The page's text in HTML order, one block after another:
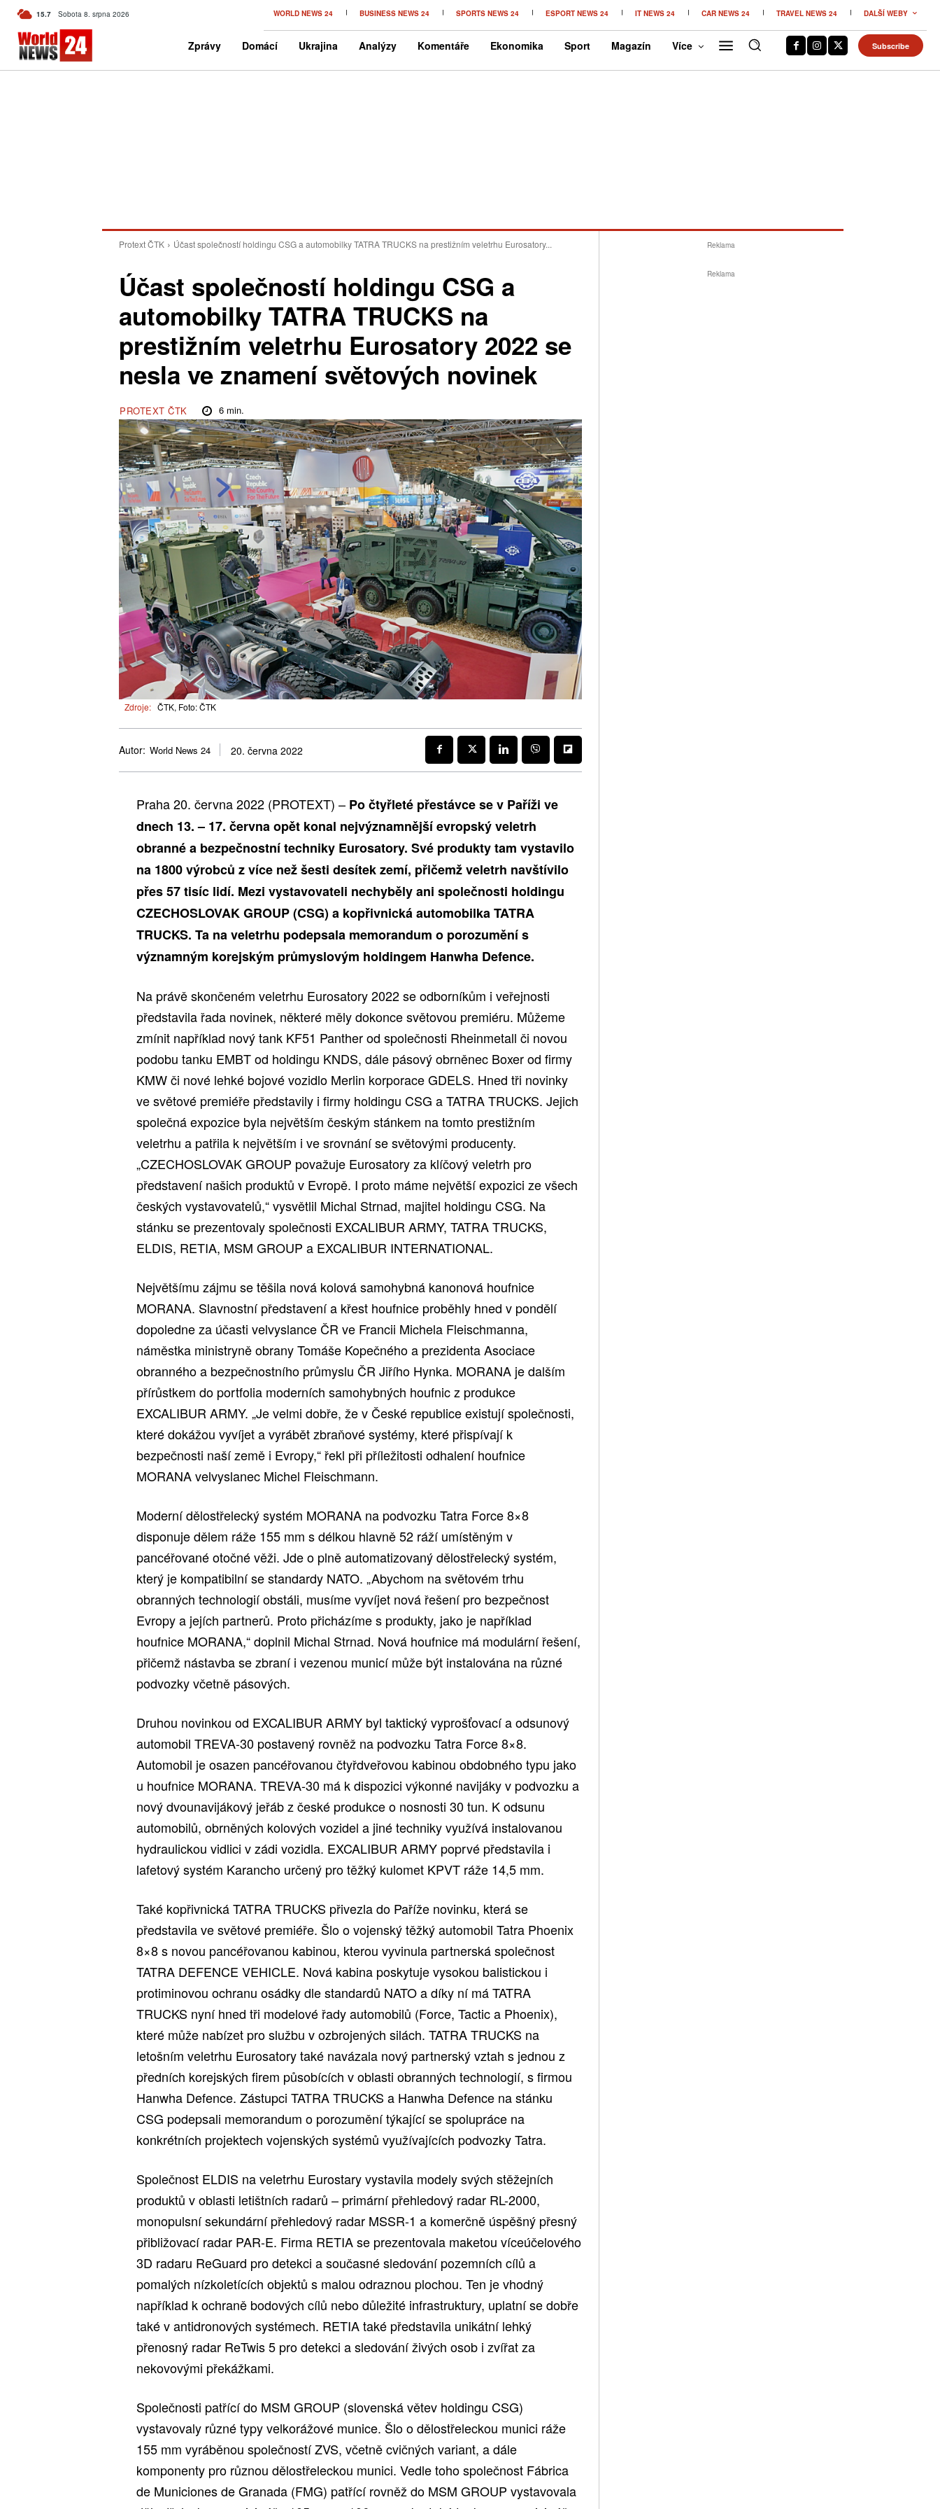
15.7 C Czech
Sobota 8. srpna 2026 WORLD NEWS 24 BUSINESS NEWS 24 SPORTS NEWS 24 ESPORT NEWS 24 IT NEWS 24 CAR NEWS 24 TRAVEL NEWS 24 DALŠÍ WEBY
Zprávy Domácí Ukrajina Analýzy Komentáře Ekonomika Sport Magazín Více Subscribe
Protext ČTK Účast společností holdingu CSG a automobilky TATRA TRUCKS na prestižním veletrhu Eurosatory...
Účast společností holdingu CSG a
automobilky TATRA TRUCKS na
prestižním veletrhu Eurosatory 2022 se
nesla ve znamení světových novinek
PROTEXT ČTK 6min.
Zdroje: ČTK, Foto: ČTK
Autor: World News 24 20. června 2022
Praha 20. června 2022 (PROTEXT) – Po čtyřleté přestávce se v Paříži ve
dnech 13. – 17. června opět konal nejvýznamnější evropský veletrh
obranné a bezpečnostní techniky Eurosatory. Své produkty tam vystavilo
na 1800 výrobců z více než šesti desítek zemí, přičemž veletrh navštívilo
přes 57 tisíc lidí. Mezi vystavovateli nechyběly ani společnosti holdingu
CZECHOSLOVAK GROUP (CSG) a kopřivnická automobilka TATRA
TRUCKS. Ta na veletrhu podepsala memorandum o porozumění s
významným korejským průmyslovým holdingem Hanwha Defence.
Na právě skončeném veletrhu Eurosatory 2022 se odborníkům i veřejnosti
představila řada novinek, některé měly dokonce světovou premiéru. Můžeme
zmínit například nový tank KF51 Panther od společnosti Rheinmetall či novou
podobu tanku EMBT od holdingu KNDS, dále pásový obrněnec Boxer od firmy
KMW či nové lehké bojové vozidlo Merlin korporace GDELS. Hned tři novinky
ve světové premiéře představily i firmy holdingu CSG a TATRA TRUCKS. Jejich
společná expozice byla největším českým stánkem na tomto prestižním
veletrhu a patřila k největším i ve srovnání se světovými producenty.
„CZECHOSLOVAK GROUP považuje Eurosatory za klíčový veletrh pro
představení našich produktů v Evropě. I proto máme největší expozici ze všech
českých vystavovatelů,“ vysvětlil Michal Strnad, majitel holdingu CSG. Na
stánku se prezentovaly společnosti EXCALIBUR ARMY, TATRA TRUCKS,
ELDIS, RETIA, MSM GROUP a EXCALIBUR INTERNATIONAL.
Největšímu zájmu se těšila nová kolová samohybná kanonová houfnice
MORANA. Slavnostní představení a křest houfnice proběhly hned v pondělí
dopoledne za účasti velvyslance ČR ve Francii Michela Fleischmanna,
náměstka ministryně obrany Tomáše Kopečného a prezidenta Asociace
obranného a bezpečnostního průmyslu ČR Jiřího Hynka. MORANA je dalším
přírůstkem do portfolia moderních samohybných houfnic z produkce
EXCALIBUR ARMY. „Je velmi dobře, že v České republice existují společnosti,
které dokážou vyvíjet a vyrábět zbraňové systémy, které přispívají k
bezpečnosti naší země i Evropy,“ řekl při příležitosti odhalení houfnice
MORANA velvyslanec Michel Fleischmann.
Moderní dělostřelecký systém MORANA na podvozku Tatra Force 8×8
disponuje dělem ráže 155 mm s délkou hlavně 52 ráží umístěným v
pancéřované otočné věži. Jde o plně automatizovaný dělostřelecký systém,
který je kompatibilní se standardy NATO. „Abychom na světovém trhu
obranných technologií obstáli, musíme vyvíjet nová řešení pro bezpečnost
Evropy a jejích partnerů. Proto přicházíme s produkty, jako je například
houfnice MORANA,“ doplnil Michal Strnad. Nová houfnice má modulární řešení,
přičemž nástavba se zbraní i vezenou municí může být instalována na různé
podvozky včetně pásových.
Druhou novinkou od EXCALIBUR ARMY byl taktický vyprošťovací a odsunový
automobil TREVA-30 postavený rovněž na podvozku Tatra Force 8×8.
Automobil je osazen pancéřovanou čtyřdveřovou kabinou obdobného typu jako
u houfnice MORANA. TREVA-30 má k dispozici výkonné navijáky v podvozku a
nový dvounavijákový jeřáb z české produkce o nosnosti 30 tun. K odsunu
automobilů, obrněných kolových vozidel a jiné techniky využívá instalovanou
hydraulickou vidlici v zádi vozidla. EXCALIBUR ARMY poprvé představila i
lafetový systém Karancho určený pro těžký kulomet KPVT ráže 14,5 mm.
Také kopřivnická TATRA TRUCKS přivezla do Paříže novinku, která se
představila ve světové premiéře. Šlo o vojenský těžký automobil Tatra Phoenix
8×8 s novou pancéřovanou kabinou, kterou vyvinula partnerská společnost
TATRA DEFENCE VEHICLE. Nová kabina poskytuje vysokou balistickou i
protiminovou ochranu osádky dle standardů NATO a díky ní má TATRA
TRUCKS nyní hned tři modelové řady automobilů (Force, Tactic a Phoenix),
které může nabízet pro službu v ozbrojených silách. TATRA TRUCKS na
letošním veletrhu Eurosatory také navázala nový partnerský vztah s jednou z
předních korejských firem působících v oblasti obranných technologií, s firmou
Hanwha Defence. Zástupci TATRA TRUCKS a Hanwha Defence na stánku
CSG podepsali memorandum o porozumění týkající se spolupráce na
konkrétních projektech vojenských systémů využívajících podvozky Tatra.
Společnost ELDIS na veletrhu Eurostary vystavila modely svých stěžejních
produktů v oblasti letištních radarů – primární přehledový radar RL-2000,
monopulsní sekundární přehledový radar MSSR-1 a komerčně úspěšný přesný
přibližovací radar PAR-E. Firma RETIA se prezentovala maketou víceúčelového
3D radaru ReGuard pro detekci a současné sledování pozemních cílů a
pomalých nízkoletících objektů s malou odraznou plochou. Ten je vhodný
například k ochraně bodových cílů nebo důležité infrastruktury, uplatní se dobře
také v antidronových systémech. RETIA také představila unikátní lehký
přenosný radar ReTwis 5 pro detekci a sledování živých osob i zvířat za
nekovovými překážkami.
Společnosti patřící do MSM GROUP (slovenská větev holdingu CSG)
vystavovaly různé typy velkorážové munice. Šlo o dělostřeleckou munici ráže
155 mm vyráběnou společností ZVS, včetně cvičných variant, a dále
komponenty pro různou dělostřeleckou munici. Vedle toho společnost Fábrica
de Municiones de Granada (FMG) patřící rovněž do MSM GROUP vystavovala
Reklama
Reklama